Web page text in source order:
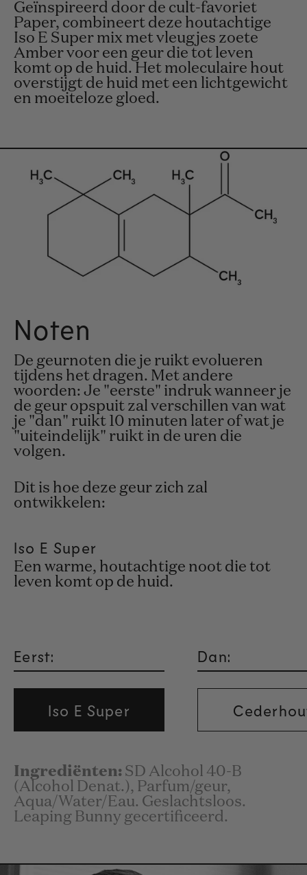
Geïnspireerd door de cult-favoriet
Paper, combineert deze houtachtige
Iso E Super mix met vleugjes zoete
Amber voor een geur die tot leven
komt op de huid. Het moleculaire hout
overstijgt de huid met een lichtgewicht
en moeiteloze gloed.
Noten
De geurnoten die je ruikt evolueren
tijdens het dragen. Met andere
woorden: Je "eerste" indruk wanneer je
de geur opspuit zal verschillen van wat
je "dan" ruikt 10 minuten later of wat je
"uiteindelijk" ruikt in de uren die
volgen.
Dit is hoe deze geur zich zal
ontwikkelen:
Iso E Super
Een warme, houtachtige noot die tot
leven komt op de huid.
Eerst:
Iso E Super
Dan:
Ingrediënten: SD Alcohol 40-B
(Alcohol Denat.), Parfum/geur,
Aqua/Water/Eau. Geslachtsloos.
Leaping Bunny gecertificeerd.